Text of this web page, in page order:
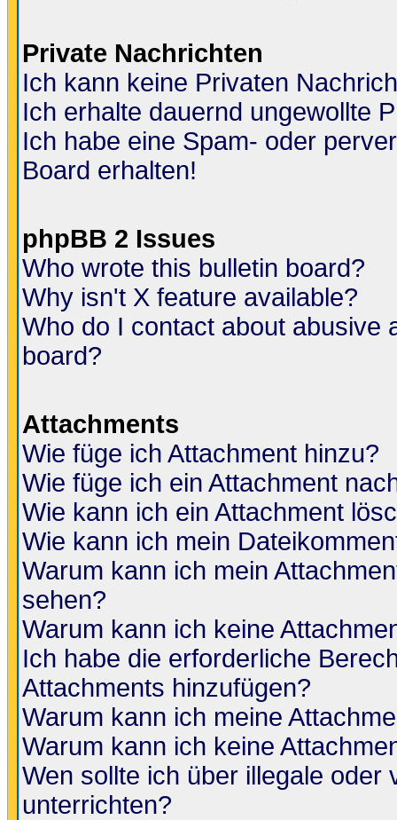
Private Nachrichten
Ich kann keine Privaten
Ich erhalte dauernd ungewollte
Ich habe eine Spam- oder
Board erhalten!
phpBB 2 Issues
Who wrote this bulletin board?
Why isn't X feature available?
Who do I contact about abusive
board?
Attachments
Wie füge ich Attachment hinzu?
Wie füge ich ein Attachment
Wie kann ich ein Attachment
Wie kann ich mein
Warum kann ich mein
sehen?
Warum kann ich keine
Ich habe die erforderliche
Attachments hinzufügen?
Warum kann ich meine
Warum kann ich keine
Wen sollte ich über illegale oder
unterrichten?